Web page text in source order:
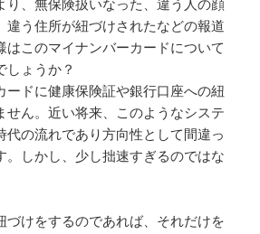
り、無保険扱いなった、違う人の顔
違う住所が紐づけされたなどの報道
はこのマイナンバーカードについて
しょうか？
ードに健康保険証や銀行口座への紐
せん。近い将来、このようなシステ
代の流れであり方向性として間違っ
。しかし、少し拙速すぎるのではな
づけをするのであれば、それだけを